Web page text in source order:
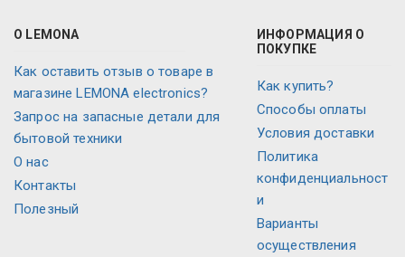
О LEMONA
Как оставить отзыв о товаре в
магазине LEMONA electronics?
Запрос на запасные детали для
бытовой техники
О нас
Контакты
Полезный
ИНФОРМАЦИЯ О
ПОКУПКЕ
Как купить?
Способы оплаты
Условия доставки
Политика
конфиденциальност
и
Варианты
осуществления